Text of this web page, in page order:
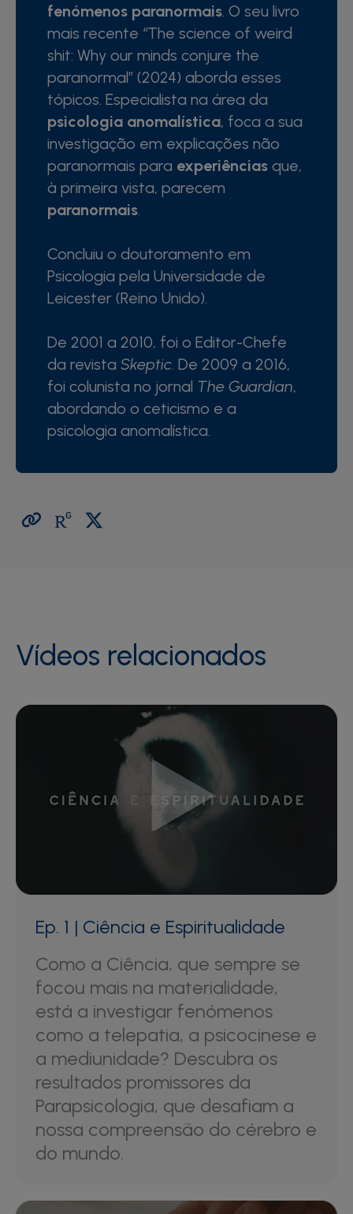
fenómenos paranormais. O seu livro
mais recente “The science of weird
shit: Why our minds conjure the
paranormal” (2024) aborda esses
tópicos. Especialista na área da
psicologia anomalística, foca a sua
investigação em explicações não
paranormais para experiências que,
à primeira vista, parecem
paranormais.
Concluiu o doutoramento em
Psicologia pela Universidade de
Leicester (Reino Unido).
De 2001 a 2010, foi o Editor-Chefe
da revista Skeptic. De 2009 a 2016,
foi colunista no jornal The Guardian,
abordando o ceticismo e a
psicologia anomalística.
Vídeos relacionados
Ep. 1 | Ciência e Espiritualidade
Como a Ciência, que sempre se
focou mais na materialidade,
está a investigar fenómenos
como a telepatia, a psicocinese e
a mediunidade? Descubra os
resultados promissores da
Parapsicologia, que desafiam a
nossa compreensão do cérebro e
do mundo.